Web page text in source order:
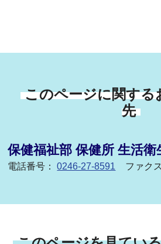
このページに関する
先
保健福祉部 保健所 生活
電話番号：0246-27-8591 ファク